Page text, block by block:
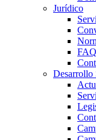
Jurídico
Desarrollo